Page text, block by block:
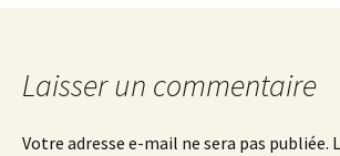
Laisser un commentaire
Votre adresse e-mail ne sera pas publiée.